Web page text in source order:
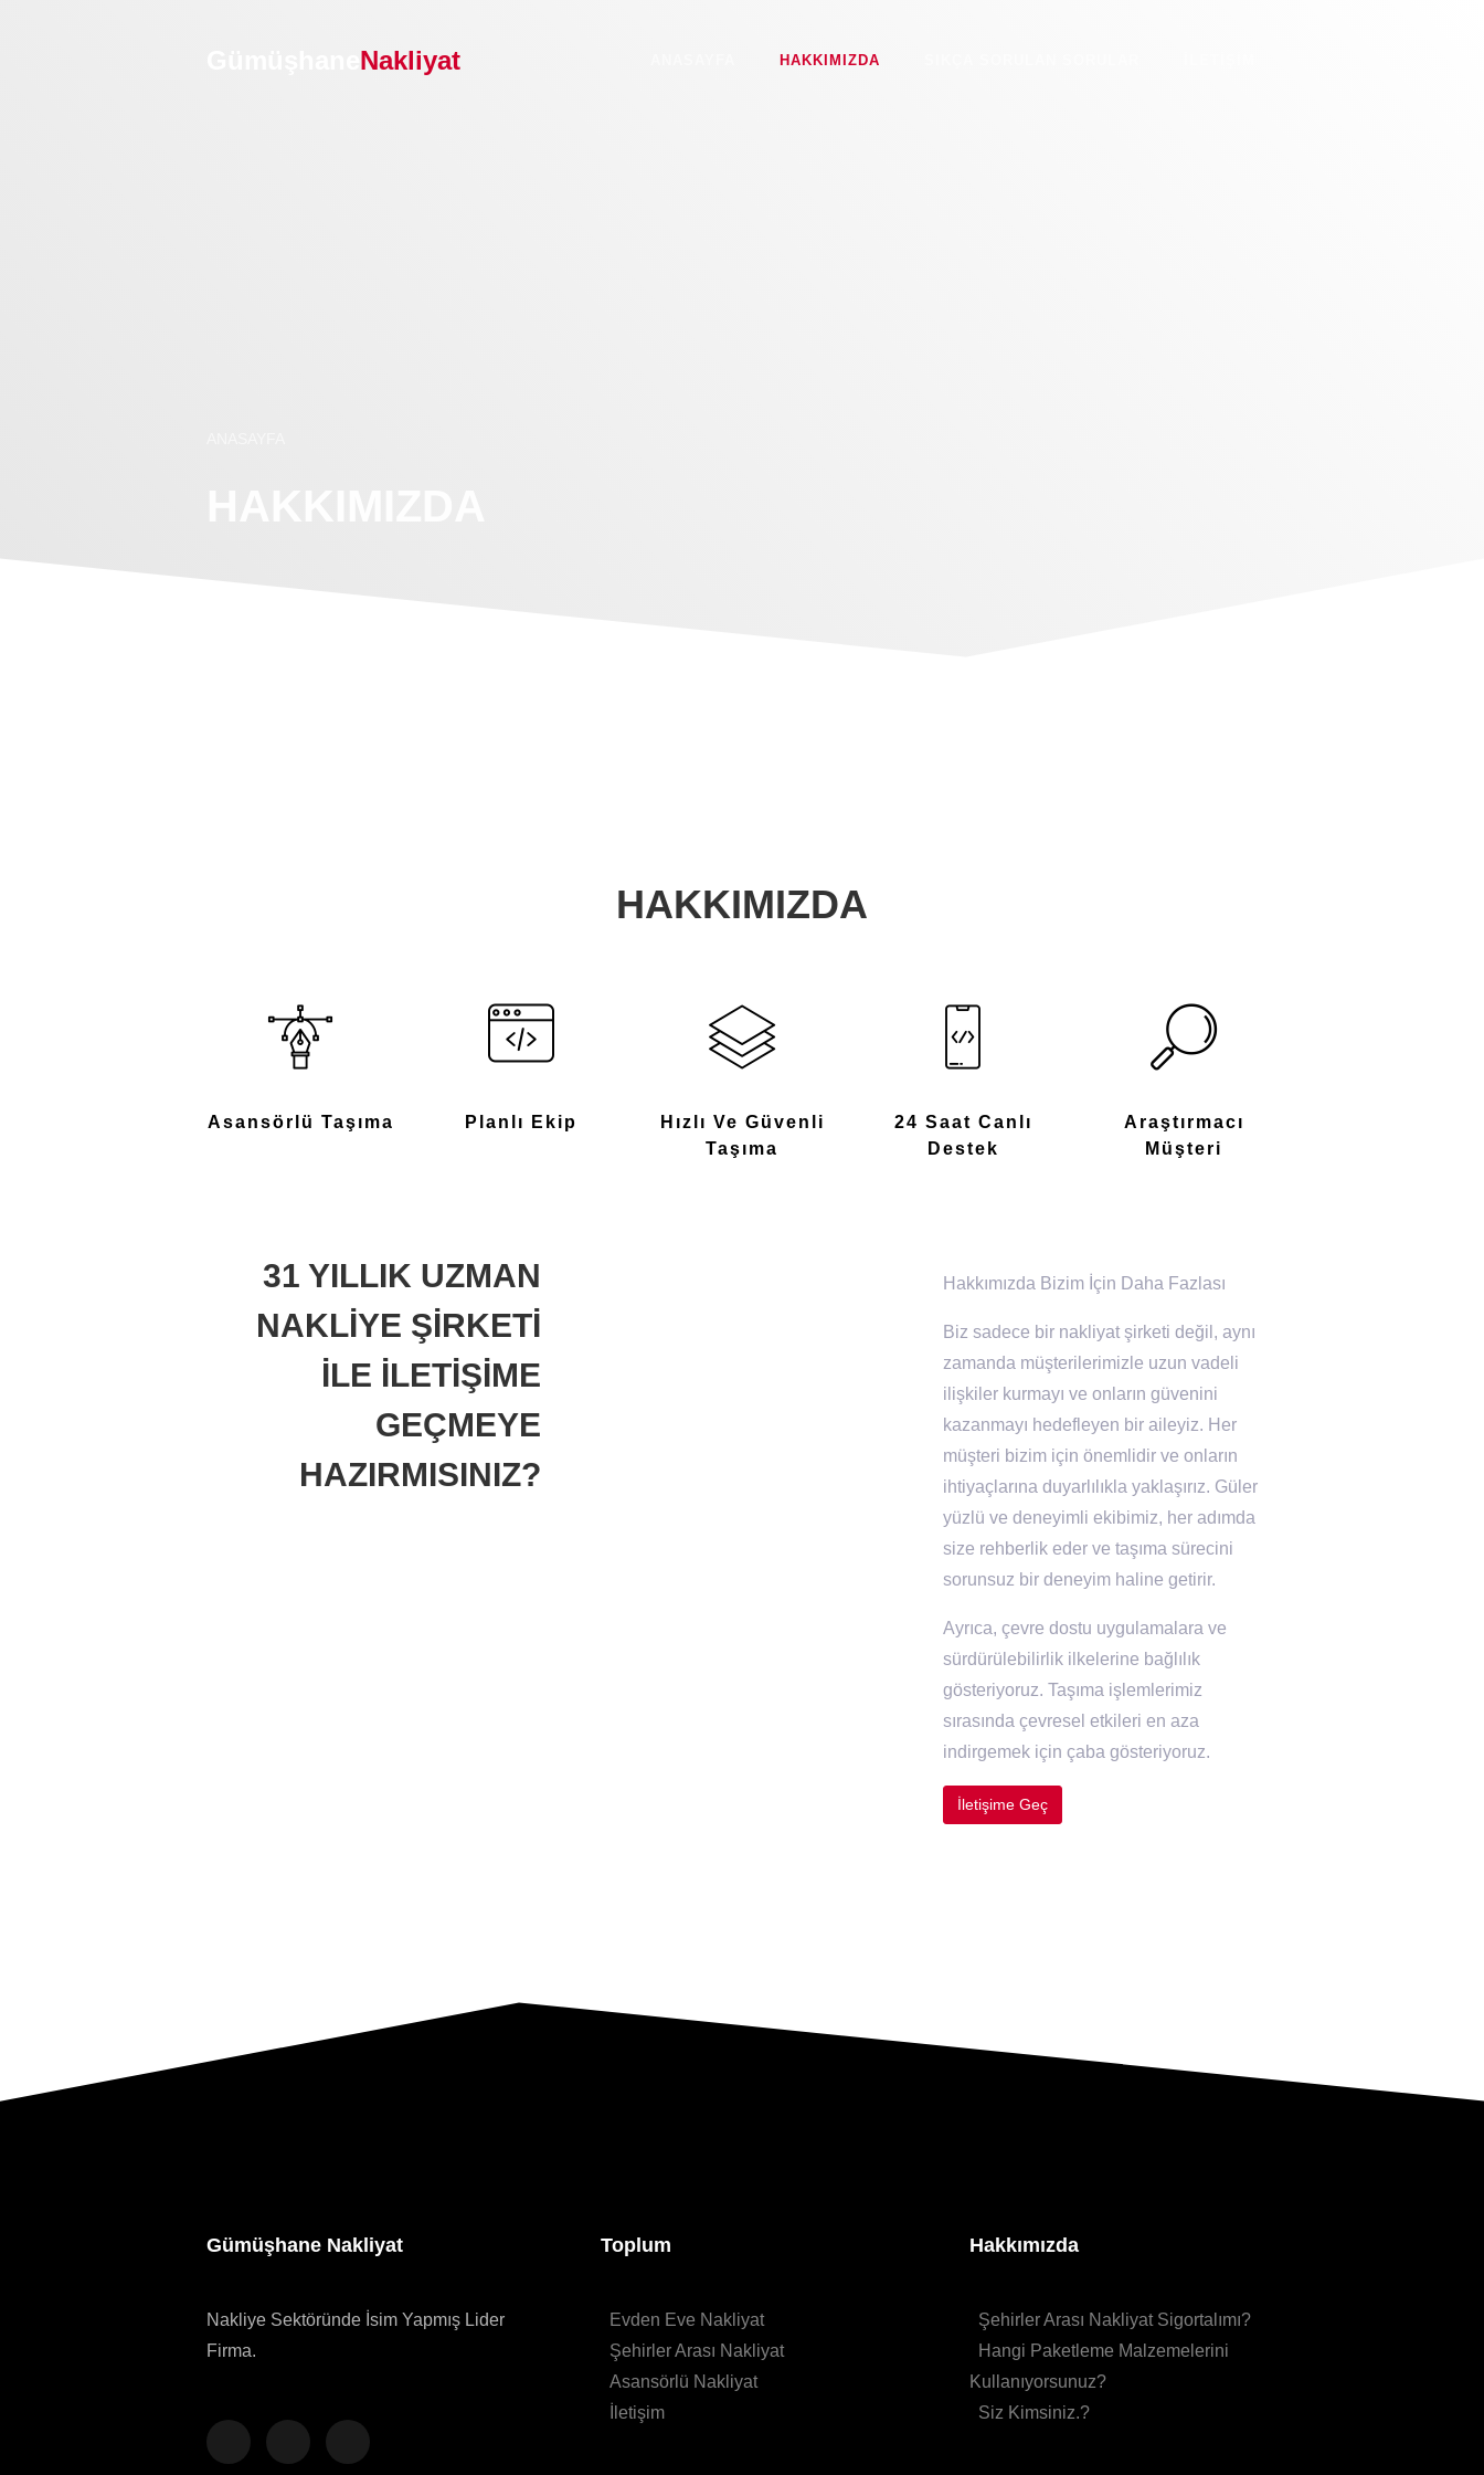
Nakliyat HAKKIMIZDA
HAKKIMIZDA
Asansörlü Taşıma Planlı Ekip
Hızlı Ve Güvenli
Taşıma
24 Saat Canlı
Destek
Araştırmacı
Müşteri
31 YILLIK UZMAN
NAKLİYE ŞİRKETİ
İLE İLETİŞİME
GEÇMEYE
HAZIRMISINIZ?
Hakkımızda Bizim İçin Daha Fazlası
Biz sadece bir nakliyat şirketi değil, aynı
zamanda müşterilerimizle uzun vadeli
ilişkiler kurmayı ve onların güvenini
kazanmayı hedefleyen bir aileyiz. Her
müşteri bizim için önemlidir ve onların
ihtiyaçlarına duyarlılıkla yaklaşırız. Güler
yüzlü ve deneyimli ekibimiz, her adımda
size rehberlik eder ve taşıma sürecini
sorunsuz bir deneyim haline getirir.
Ayrıca, çevre dostu uygulamalara ve
sürdürülebilirlik ilkelerine bağlılık
gösteriyoruz. Taşıma işlemlerimiz
sırasında çevresel etkileri en aza
indirgemek için çaba gösteriyoruz.
İletişime Geç
Gümüşhane Nakliyat
Nakliye Sektöründe İsim Yapmış Lider
Firma.
Toplum
Evden Eve Nakliyat
Şehirler Arası Nakliyat
Asansörlü Nakliyat
İletişim
Hakkımızda
Şehirler Arası Nakliyat Sigortalımı?
Hangi Paketleme Malzemelerini
Kullanıyorsunuz?
Siz Kimsiniz.?